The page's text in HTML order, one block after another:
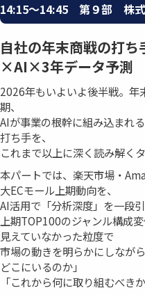
14:15〜14:45 第９部 株
自社の年末商戦の打
×AI×3年データ予測
2026年もいよいよ後半戦。年
期、
AIが事業の根幹に組み込まれ
打ち手を、
これまで以上に深く読み解く
本パートでは、楽天市場・
大ECモール上期動向を、
AI活用で「分析深度」を一段
上期TOP100のジャンル構成
見えていなかった粒度で
市場の動きを明らかにしなが
どこにいるのか」
「これから何に取り組むべき